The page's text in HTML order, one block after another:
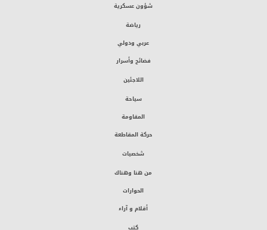
شؤون عسكرية
رياضة
عربي ودولي
فضائح وأسرار
اللاجئين
سياحة
المقاومة
حركة المقاطعة
شخصيات
من هنا وهناك
الحوارات
أقلام و آراء
كتب